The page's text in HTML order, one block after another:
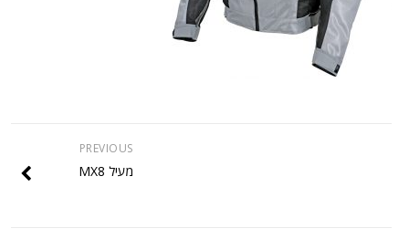
PREVIOUS
מעיל MX8